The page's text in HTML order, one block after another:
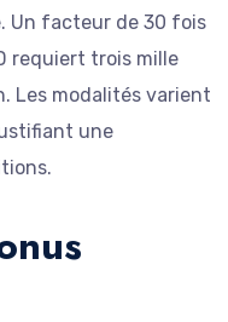
Un facteur de 30 fois
requiert trois mille
Les modalités varient
une